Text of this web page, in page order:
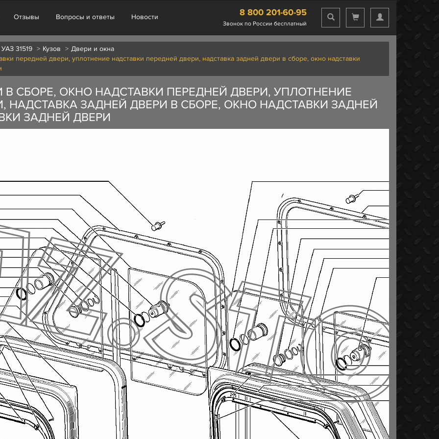
Отзывы Вопросы и ответы Новости 8 800 201-60-95
Звонок по России бесплатный
31519 Кузов
Двери и окна
передней двери, уплотнение надставки передней двери, надставка задней двери в сборе, окно надставки
В СБОРЕ, ОКНО НАДСТАВКИ ПЕРЕДНЕЙ ДВЕРИ, УПЛОТНЕНИЕ
НАДСТАВКА ЗАДНЕЙ ДВЕРИ В СБОРЕ, ОКНО НАДСТАВКИ ЗАДНЕЙ
ЗАДНЕЙ ДВЕРИ